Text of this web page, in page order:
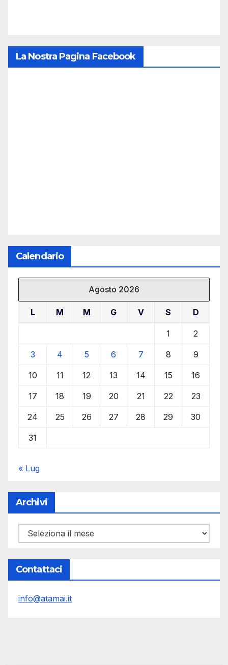
La Nostra Pagina Facebook
Calendario
Agosto 2026
L M M G V S D
1 2
3 4 5 6 7 8 9
10 11 12 13 14 15 16
17 18 19 20 21 22 23
24 25 26 27 28 29 30
31
« Lug
Archivi
Archivi
Contattaci
info@atamai.it